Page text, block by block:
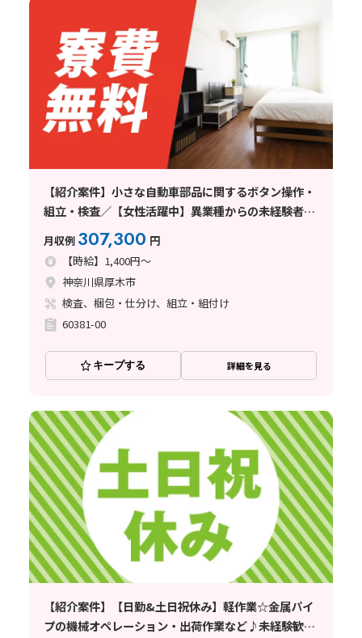
【紹介案件】小さな自動車部品に関するボタン操作・
組立・検査／【女性活躍中】異業種からの未経験者も
多いです！！ 寮費無料です◎
月収例 307,300 円
【時給】1,400円～
神奈川県厚木市
検査、梱包・仕分け、組立・組付け
60381-00
キープする 詳細を見る
【紹介案件】【日勤&土日祝休み】軽作業☆金属パイ
プの機械オペレーション・出荷作業など♪未経験歓迎